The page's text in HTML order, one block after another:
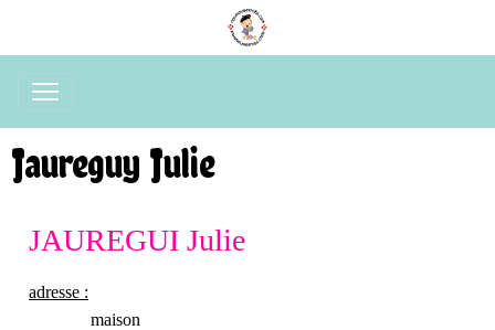
Jaureguy Julie
JAUREGUI Julie
adresse :
maison